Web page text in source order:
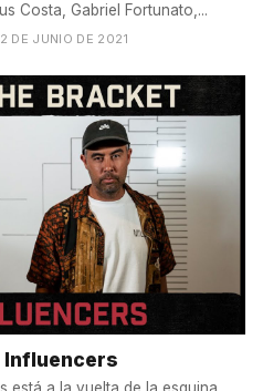
Costa, Gabriel Fortunato,...
DE JUNIO DE 2021
Influencers